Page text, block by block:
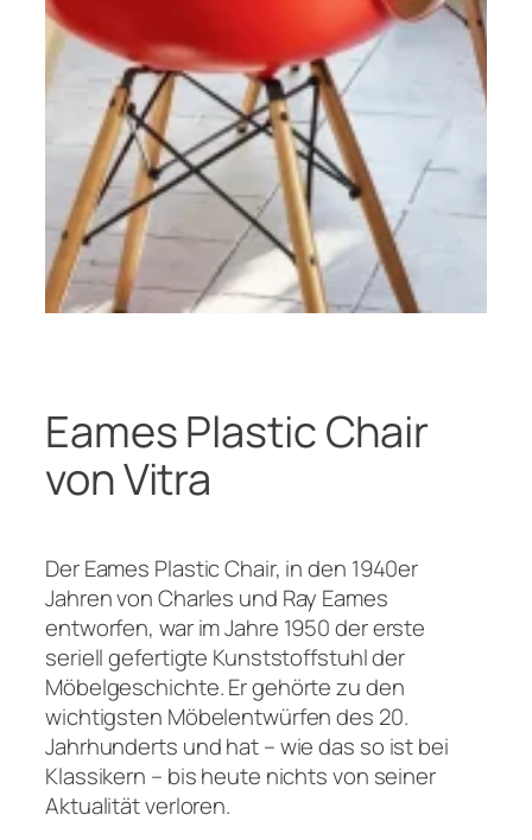
Eames Plastic Chair
von Vitra
Der Eames Plastic Chair, in den 1940er
Jahren von Charles und Ray Eames
entworfen, war im Jahre 1950 der erste
seriell gefertigte Kunststoffstuhl der
Möbelgeschichte. Er gehörte zu den
wichtigsten Möbelentwürfen des 20.
Jahrhunderts und hat – wie das so ist bei
Klassikern – bis heute nichts von seiner
Aktualität verloren.